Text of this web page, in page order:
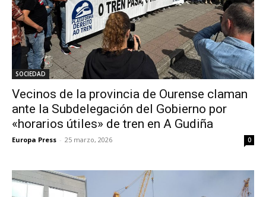
SOCIEDAD
Vecinos de la provincia de Ourense claman
ante la Subdelegación del Gobierno por
«horarios útiles» de tren en A Gudiña
Europa Press - 25 marzo, 2026 0